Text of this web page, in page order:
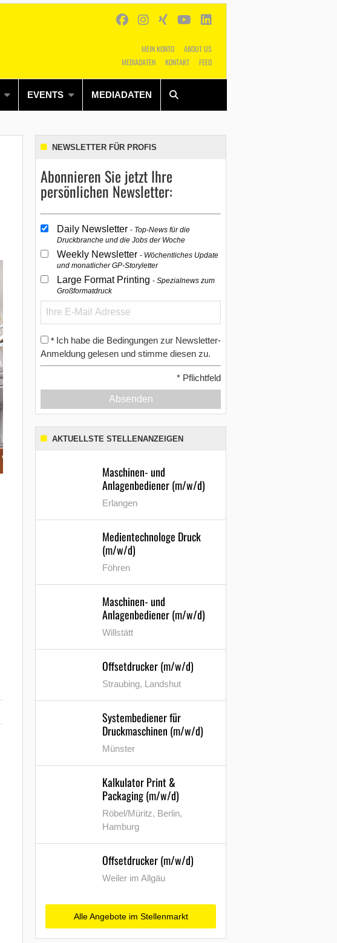
MEIN KONTO
ABOUT US
MEDIADATEN
KONTAKT FEED
EVENTS MEDIADATEN
Alles Shop SUCHEN
NEWSLETTER FÜR PROFIS
Abonnieren Sie jetzt Ihre
persönlichen Newsletter:
Daily Newsletter Top-News für die
Druckbranche und die Jobs der Woche
Weekly Newsletter Wöchentliches Update
und monatlicher GP-Storyletter
Large Format Printing Spezialnews zum
Großformatdruck
* Ich habe die Bedingungen zur Newsletter-
Anmeldung gelesen und stimme diesen zu.
* Pflichtfeld
Absenden
AKTUELLSTE STELLENANZEIGEN
Maschinen- und
Anlagenbediener (m/w/d)
Erlangen
Medientechnologe Druck
(m/w/d)
Föhren
Maschinen- und
Anlagenbediener (m/w/d)
Willstätt
Offsetdrucker (m/w/d)
Straubing, Landshut
Systembediener für
Druckmaschinen (m/w/d)
Münster
Kalkulator Print &
Packaging (m/w/d)
Röbel/Müritz, Berlin,
Hamburg
Offsetdrucker (m/w/d)
Weiler im Allgäu
Alle Angebote im Stellenmarkt